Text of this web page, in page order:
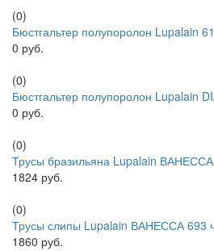
(0)
Бюстгальтер полупоролон Lupalain
0 руб.
(0)
Бюстгальтер полупоролон Lupalain
0 руб.
(0)
Трусы бразильяна Lupalain
1824 руб.
(0)
Трусы слипы Lupalain ВАНЕССА 693
1860 руб.